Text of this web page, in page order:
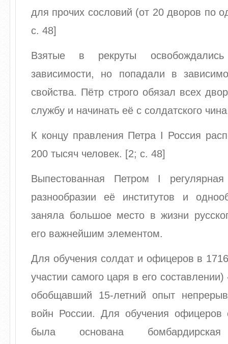
для прочих сословий (от 20 дворов по
с. 48]
Взятые в рекруты
зависимости, но попадали в
свойства. Пётр строго обязал всех
службу и начинать её с солдатского
К концу правления Петра I Россия
200 тысяч человек. [2; с. 48]
Выпестованная Петром I
разнообразии её институтов и
заняла большое место в жизни
его важнейшим элементом.
Для обучения солдат и офицеров в
участии самого царя в его
обобщавший 15-летний опыт
войн России. Для обучения офицеров
была основана